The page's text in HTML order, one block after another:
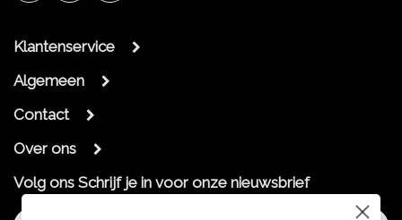
Klantenservice
Algemeen
Contact
Over ons
Volg ons Schrijf je in voor onze nieuwsbrief